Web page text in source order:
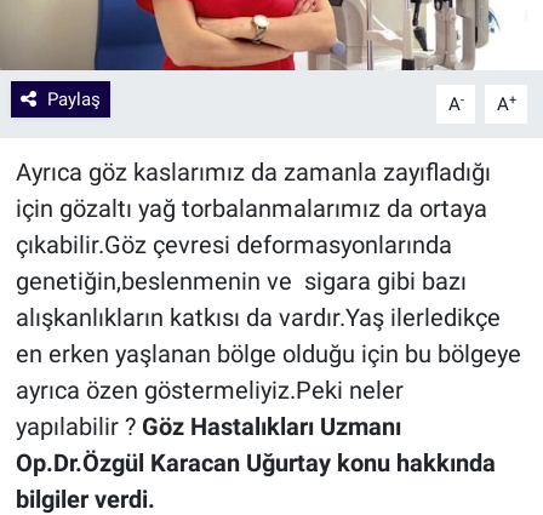
Paylaş A- A+
Ayrıca göz kaslarımız da zamanla zayıfladığı
için gözaltı yağ torbalanmalarımız da ortaya
çıkabilir.Göz çevresi deformasyonlarında
genetiğin,beslenmenin ve sigara gibi bazı
alışkanlıkların katkısı da vardır.Yaş ilerledikçe
en erken yaşlanan bölge olduğu için bu bölgeye
ayrıca özen göstermeliyiz.Peki neler
yapılabilir ? Göz Hastalıkları Uzmanı
Op.Dr.Özgül Karacan Uğurtay konu hakkında
bilgiler verdi.